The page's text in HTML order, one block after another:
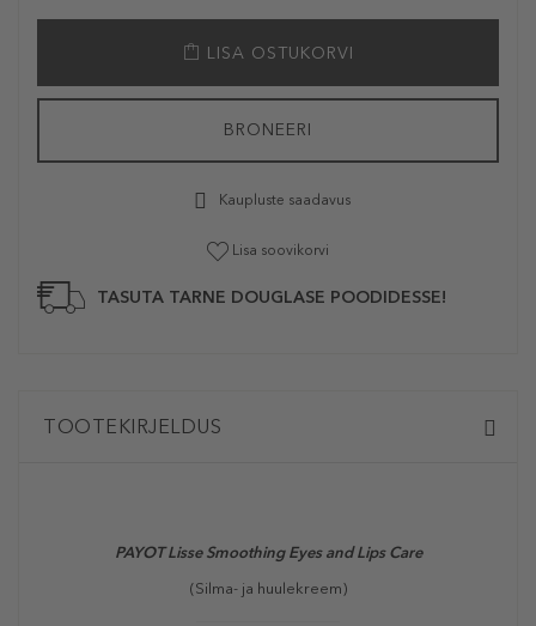
LISA OSTUKORVI
BRONEERI
Kaupluste saadavus
Lisa soovikorvi
TASUTA TARNE DOUGLASE POODIDESSE!
TOOTEKIRJELDUS
PAYOT Lisse Smoothing Eyes and Lips Care
(Silma- ja huulekreem)